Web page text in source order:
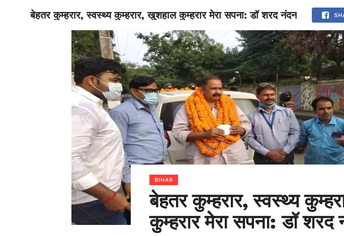
BIHAR NATIONAL SPORTS
बेहतर कुम्हरार, स्वस्थ्य कुम्हरार, खुशहाल कुम्हरार मेरा सपना: डॉ शरद नंदन
BIHAR
बेहतर कुम्हरार, स्वस्थ्य
कुम्हरार मेरा सपना: डॉ शरद